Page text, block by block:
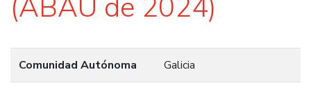
(ABAU de 2024)
Comunidad Autónoma Galicia